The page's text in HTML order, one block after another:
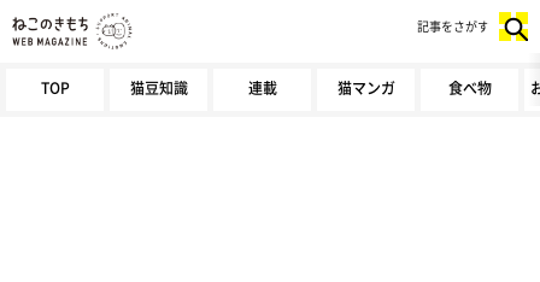
TOP 猫豆知識 連載 猫マンガ 食べ物
記事をさがす